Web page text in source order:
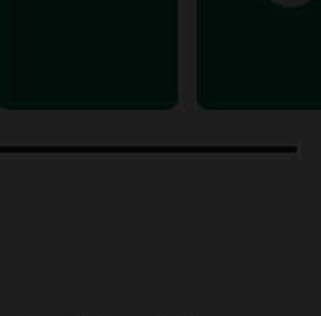
cuestionó la polémica